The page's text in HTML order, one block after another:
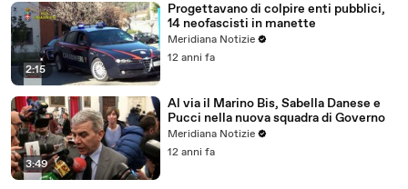
2:15
Progettavano di colpire enti pubblici,
14 neofascisti in manette
Meridiana Notizie
12 anni fa
3:49
Al via il Marino Bis, Sabella Danese e
Pucci nella nuova squadra di Governo
Meridiana Notizie
12 anni fa